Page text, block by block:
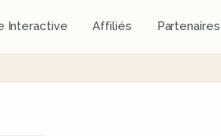
Interactive Affiliés Partenaires